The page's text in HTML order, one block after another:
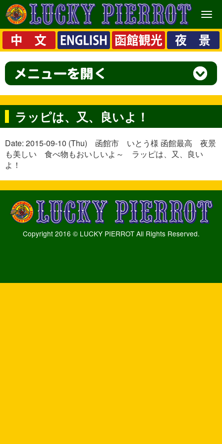
メ
ニ
ュ
ー
ラッピは、又、良いよ！
Date: 2015-09-10 (Thu) 函館市 いとう様 函館最高 夜景
も美しい 食べ物もおいしいよ～ ラッピは、又、良い
よ！
Copyright 2016 © LUCKY PIERROT All Rights Reserved.